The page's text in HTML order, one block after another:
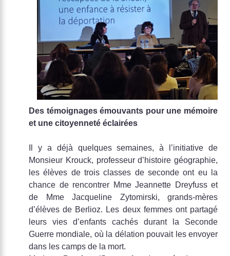
Des témoignages émouvants pour une mémoire
et une citoyenneté éclairées
Il y a déjà quelques semaines, à l’initiative de
Monsieur Krouck, professeur d’histoire géographie,
les élèves de trois classes de seconde ont eu la
chance de rencontrer Mme Jeannette Dreyfuss et
de Mme Jacqueline Zytomirski, grands-mères
d’élèves de Berlioz. Les deux femmes ont partagé
leurs vies d’enfants cachés durant la Seconde
Guerre mondiale, où la délation pouvait les envoyer
dans les camps de la mort.